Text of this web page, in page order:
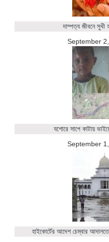
দাম্পত্য জীবনে সুখী
September
যশোরে সাপে কাটায়
September
হাইকোর্টের আদেশ চেম্বার